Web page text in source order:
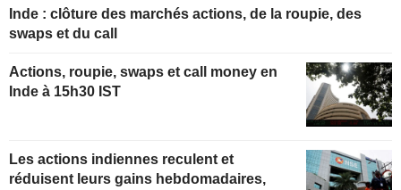
Inde : clôture des marchés actions, de la roupie, des
swaps et du call
Actions, roupie, swaps et call money en
Inde à 15h30 IST
Les actions indiennes reculent et
réduisent leurs gains hebdomadaires,